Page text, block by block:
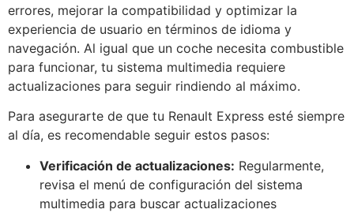
errores, mejorar la compatibilidad y optimizar la
experiencia de usuario en términos de idioma y
navegación. Al igual que un coche necesita combustible
para funcionar, tu sistema multimedia requiere
actualizaciones para seguir rindiendo al máximo.
Para asegurarte de que tu Renault Express esté siempre
al día, es recomendable seguir estos pasos:
Verificación de actualizaciones: Regularmente,
revisa el menú de configuración del sistema
multimedia para buscar actualizaciones